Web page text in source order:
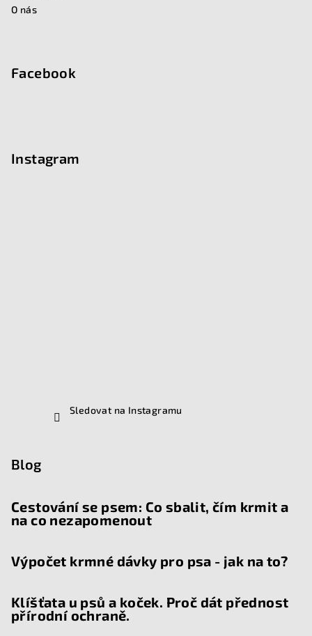
O nás
Facebook
Instagram
Sledovat na Instagramu
Blog
Cestování se psem: Co sbalit, čím krmit a
na co nezapomenout
Výpočet krmné dávky pro psa - jak na to?
Klíšťata u psů a koček. Proč dát přednost
přírodní ochraně.